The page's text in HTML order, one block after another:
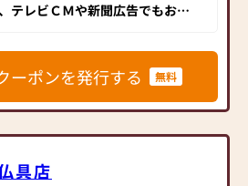
壇
家
多
プ
を
寧
テレビＣＭや新聞広告でもおな
す。地下鉄上前津駅から徒歩３
！」
ーポンを発行する 無料
具店